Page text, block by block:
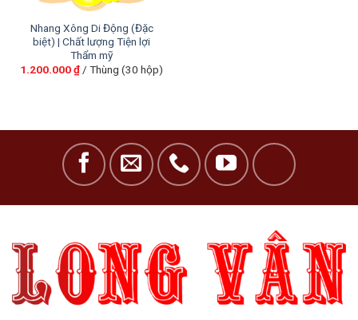
Nhang Xông Di Động (Đặc
biệt) | Chất lượng Tiện lợi
Thẩm mỹ
1.200.000₫ / Thùng (30 hộp)